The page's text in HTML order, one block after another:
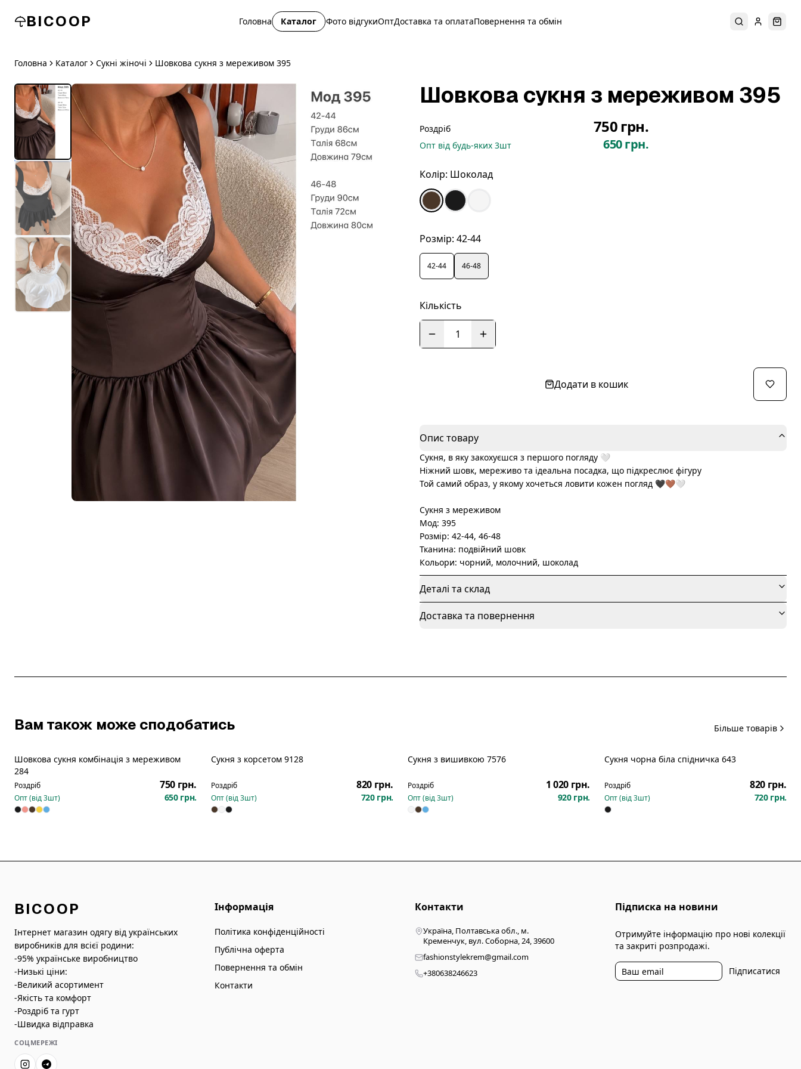
BICOOP Головна Каталог Фото відгукиОптДоставка та оплатаПовернення та обмін ПошукУвійти
Головна Каталог Сукні жіночі Шовкова сукня з мереживом 395
Шовкова сукня з мереживом 395
Роздріб 750 грн.
Опт від будь-яких 3шт 650 грн.
Колір: Шоколад
Розмір: 42-44
42-44 46-48
Кількість
1
Додати в кошик
Опис товару
Сукня, в яку закохуєшся з першого погляду 🤍
Ніжний шовк, мереживо та ідеальна посадка, що підкреслює фігуру
Той самий образ, у якому хочеться ловити кожен погляд 🖤🤎🤍
Сукня з мереживом
Мод: 395
Розмір: 42-44, 46-48
Тканина: подвійний шовк
Кольори: чорний, молочний, шоколад
Деталі та склад
Доставка та повернення
Вам також може сподобатись Більше товарів
Новинка
Шовкова сукня комбінація з мереживом
284
Роздріб 750 грн.
Опт (від3шт) 650 грн.
Новинка
Сукня з корсетом 9128
Роздріб 820 грн.
Опт (від3шт) 720 грн.
Сукня з вишивкою 7576
Роздріб 1 020 грн.
Опт (від3шт) 920 грн.
Новинка
Сукня чорна біла спідничка 643
Роздріб 820 грн.
Опт (від3шт) 720 грн.
BICOOP
Інтернет магазин одягу від українських
виробників для всієї родини:
-95% українське виробництво
-Низькі ціни:
-Великий асортимент
-Якість та комфорт
-Роздріб та гурт
-Швидка відправка
СОЦМЕРЕЖІ
Інформація
Політика конфіденційності
Публічна оферта
Повернення та обмін
Контакти
Контакти
Україна, Полтавська обл., м.
Кременчук, вул. Соборна, 24, 39600
fashionstylekrem@gmail.com
+380638246623
Підписка на новини
Отримуйте інформацію про нові колекції
та закриті розпродажі.
Підписатися